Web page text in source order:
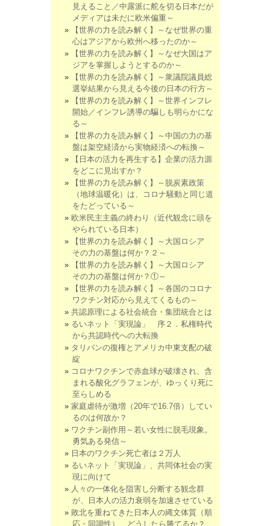
見えること／中露派に舵を切る日本だが
メディアは未だに欧米偏重～
【世界の力を読み解く】～なぜ世界の重
心はアジアから欧州へ移ったのか～
【世界の力を読み解く】～なぜ大国はア
ジアを掌握しようとするのか～
【世界の力を読み解く】～衆議院議員総
選挙結果から見える今後の日本の行方～
【世界の力を読み解く】～世界インフレ
開始／インフレ誘導の騙しも明らかにな
る～
【世界の力を読み解く】～中国の力の基
盤は架空経済から実物経済への転換～
【日本の活力を再生する】企業の活力源
をどこに見出すか？
【世界の力を読み解く】～脱炭素政策
（地球温暖化）は、コロナ騒動と同じ道
をたどっている～
欧米民主主義の終わり（近代観念に頭を
やられている日本）
【世界の力を読み解く】～大国ロシア
その力の基盤は何か？２～
【世界の力を読み解く】～大国ロシア
その力の基盤は何か？①～
【世界の力を読み解く】～各国のコロナ
ワクチン対応から見えてくるもの～
共認原理による社会統合・集団統合とは
るいネット「実現論」 序２．私権時代
から共認時代への大転換
タリバンの復権とアメリカ中東支配の破
綻
コロナワクチンで赤血球が破壊され、含
まれる酸化グラフェンが、ゆっくり死に
至らしめる
家庭虐待が激増（20年で16.7倍）してい
るのは何故か？
ワクチン副作用～若い女性に脱毛現象。
勇気ある発信～
日本のワクチン死亡者は２万人
るいネット「実現論」、共同体社会の実
現に向けて
人々の一体化を阻害し分断する観念群
が、日本人の活力衰弱を加速させている
敗北を重ねてきた日本人の縄文体質（順
応・同調性）、どうしたら勝てるか？